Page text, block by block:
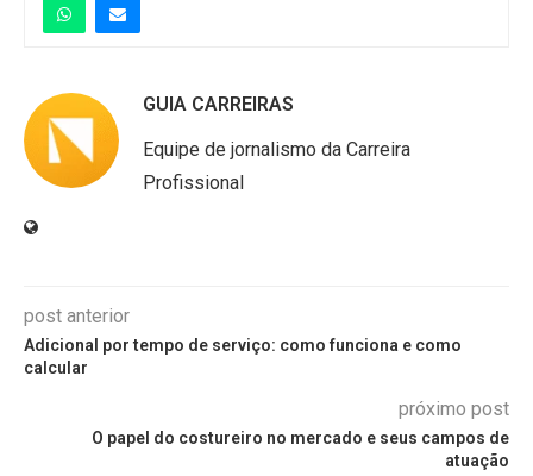
GUIA CARREIRAS
Equipe de jornalismo da Carreira
Profissional
post anterior
Adicional por tempo de serviço: como funciona e como
calcular
próximo post
O papel do costureiro no mercado e seus campos de
atuação